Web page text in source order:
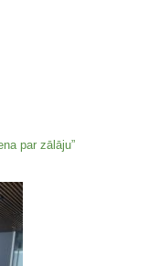
par zālāju”